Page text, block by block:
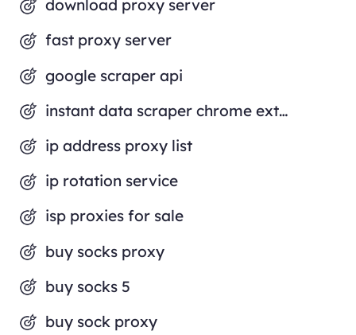
download proxy server
fast proxy server
google scraper api
instant data scraper chrome extension
ip address proxy list
ip rotation service
isp proxies for sale
buy socks proxy
buy socks 5
buy sock proxy